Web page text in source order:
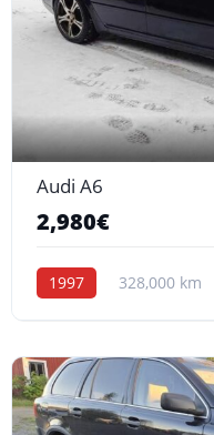
Audi A6
2,980€
1997 328,000 km